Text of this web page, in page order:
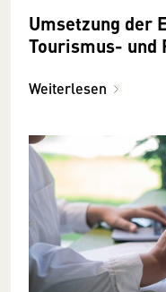
Umsetzung der
Tourismus-
Weiterlesen